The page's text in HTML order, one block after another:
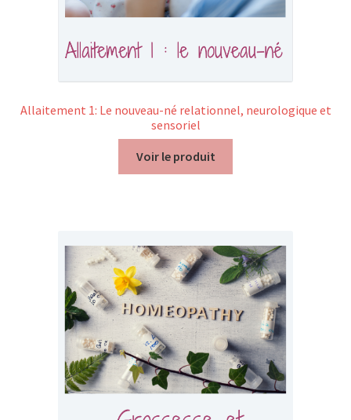
Allaitement 1: Le nouveau-né relationnel, neurologique et
sensoriel
Voir le produit